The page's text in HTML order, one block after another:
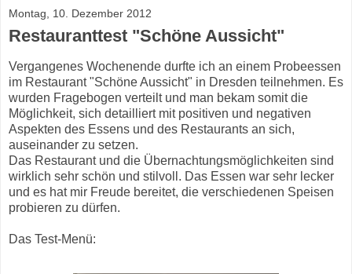
Montag, 10. Dezember 2012
Restauranttest "Schöne Aussicht"
Vergangenes Wochenende durfte ich an einem Probeessen
im Restaurant "Schöne Aussicht" in Dresden teilnehmen. Es
wurden Fragebogen verteilt und man bekam somit die
Möglichkeit, sich detailliert mit positiven und negativen
Aspekten des Essens und des Restaurants an sich,
auseinander zu setzen.
Das Restaurant und die Übernachtungsmöglichkeiten sind
wirklich sehr schön und stilvoll. Das Essen war sehr lecker
und es hat mir Freude bereitet, die verschiedenen Speisen
probieren zu dürfen.
Das Test-Menü: